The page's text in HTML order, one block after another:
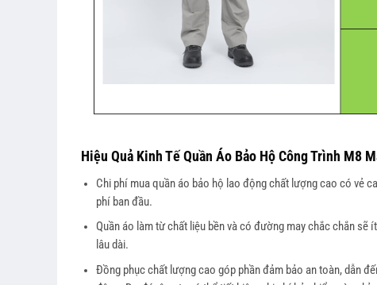
Hiệu Quả Kinh Tế Quần Áo Bảo Hộ Công Trình M8
Chi phí mua quần áo bảo hộ lao động chất lượng cao có vẻ
phí ban đầu.
Quần áo làm từ chất liệu bền và có đường may chắc chắn sẽ
lâu dài.
Đồng phục chất lượng cao góp phần đảm bảo an toàn, dẫn